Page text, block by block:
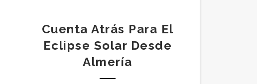
Cuenta Atrás Para El
Eclipse Solar Desde
Almería